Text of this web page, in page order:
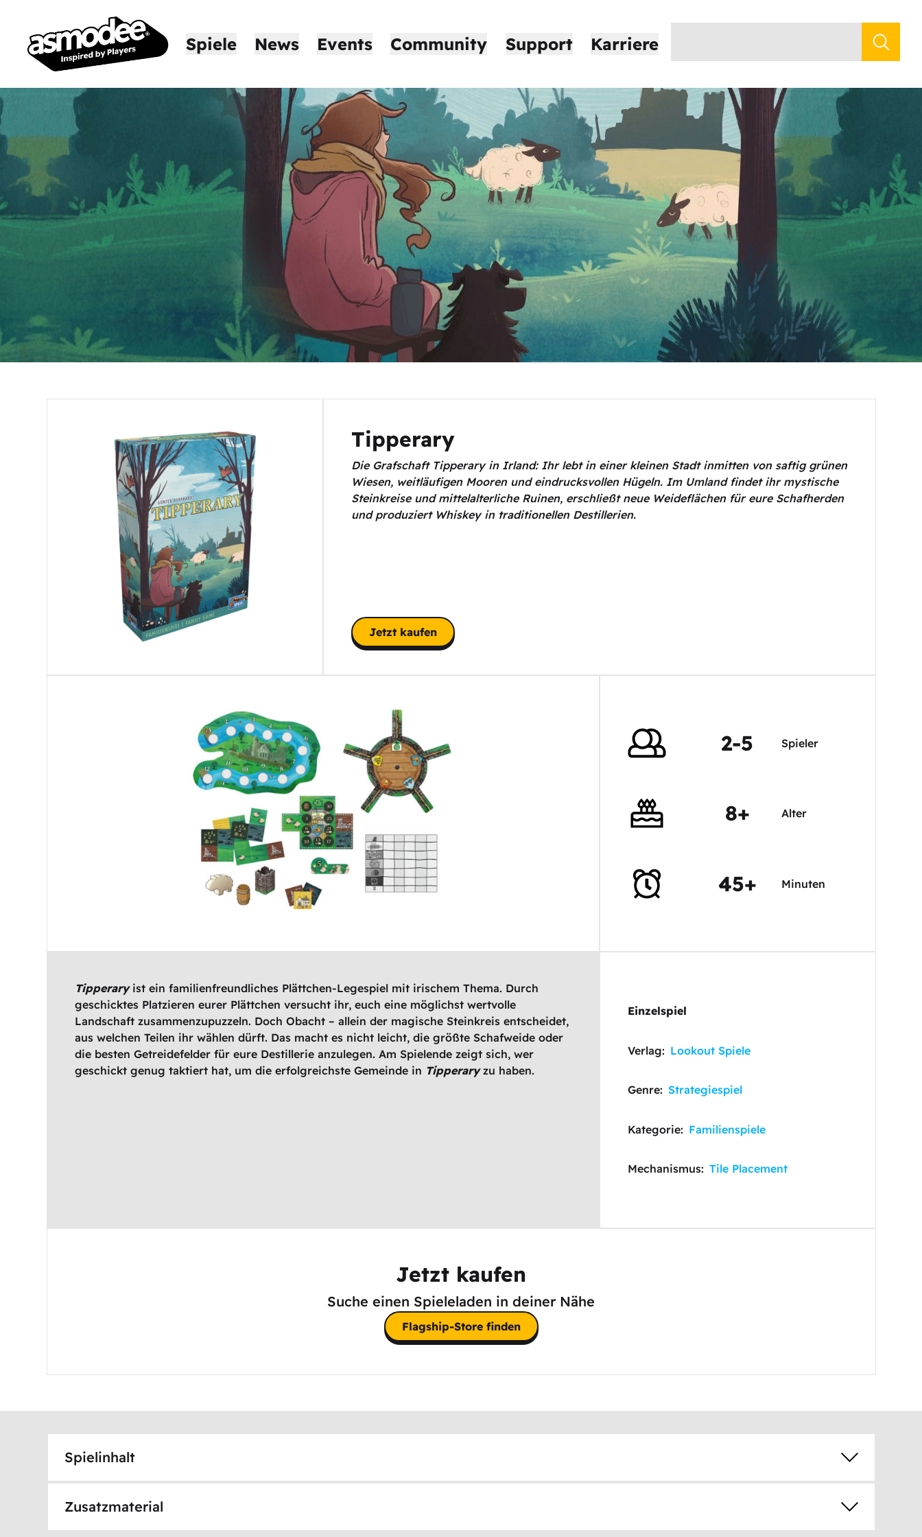
Spiele News Events Community Support Karriere
Tipperary
Die Grafschaft Tipperary in Irland: Ihr lebt in einer kleinen Stadt inmitten von saftig grünen
Wiesen, weitläufigen Mooren und eindrucksvollen Hügeln. Im Umland findet ihr mystische
Steinkreise und mittelalterliche Ruinen, erschließt neue Weideflächen für eure Schafherden
und produziert Whiskey in traditionellen Destillerien.
Jetzt kaufen
2-5 Spieler
8+ Alter
45+ Minuten
Tipperaryist ein familienfreundliches Plättchen-Legespiel mit irischem Thema. Durch
geschicktes Platzieren eurer Plättchen versucht ihr, euch eine möglichst wertvolle
Landschaft zusammenzupuzzeln. Doch Obacht – allein der magische Steinkreis entscheidet,
aus welchen Teilen ihr wählen dürft. Das macht es nicht leicht, die größte Schafweide oder
die besten Getreidefelder für eure Destillerie anzulegen. Am Spielende zeigt sich, wer
geschickt genug taktiert hat, um die erfolgreichste Gemeinde in Tipperaryzu haben.
Einzelspiel
Verlag: Lookout Spiele
Genre: Strategiespiel
Kategorie: Familienspiele
Mechanismus: Tile Placement
Jetzt kaufen
Suche einen Spieleladen in deiner Nähe
Flagship-Store finden
Spielinhalt
Zusatzmaterial